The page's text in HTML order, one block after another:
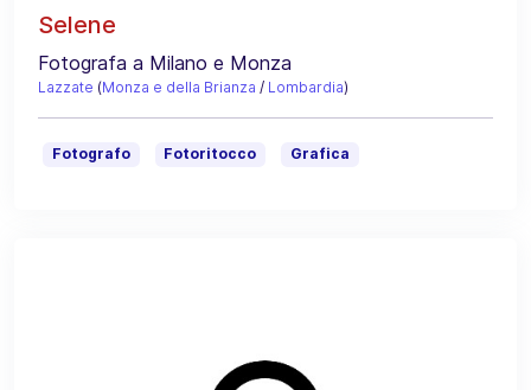
Selene
Fotografa a Milano e Monza
Lazzate (Monza e della Brianza / Lombardia)
Fotografo Fotoritocco Grafica